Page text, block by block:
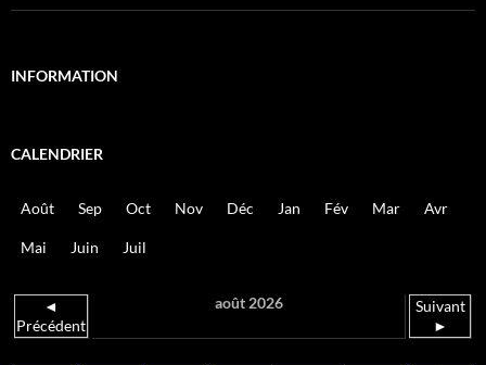
INFORMATION
CALENDRIER
Août Sep Oct Nov Déc Jan Fév Mar Avr
Mai Juin Juil
◄
Précédent
août 2026
Suivant
►